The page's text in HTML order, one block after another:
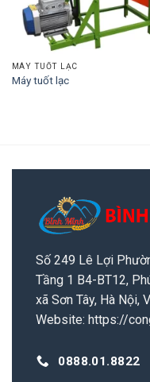
MÁY TUỐT LẠC
Máy tuốt lạc
Số 249 Lê Lợi
Tầng 1 B4-BT12,
xã Sơn Tây, Hà Nội,
Website: https://
0888.01.8822